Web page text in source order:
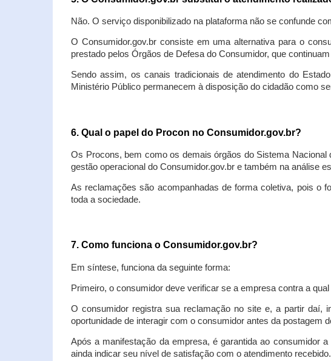
Não. O serviço disponibilizado na plataforma não se confunde
O Consumidor.gov.br consiste em uma alternativa para o
prestado pelos Órgãos de Defesa do Consumidor, que
Sendo assim, os canais tradicionais de atendimento do
Ministério Público permanecem à disposição do cidadão como
6. Qual o papel do Procon no Consumidor.gov.br?
Os Procons, bem como os demais órgãos do Sistema
gestão operacional do Consumidor.gov.br e também na análise
As reclamações são acompanhadas de forma coletiva, pois o
toda a sociedade.
7. Como funciona o Consumidor.gov.br?
Em síntese, funciona da seguinte forma:
Primeiro, o consumidor deve verificar se a empresa contra a
O consumidor registra sua reclamação no site e, a partir daí,
oportunidade de interagir com o consumidor antes da postagem
Após a manifestação da empresa, é garantida ao consumidor
ainda indicar seu nível de satisfação com o atendimento recebido.